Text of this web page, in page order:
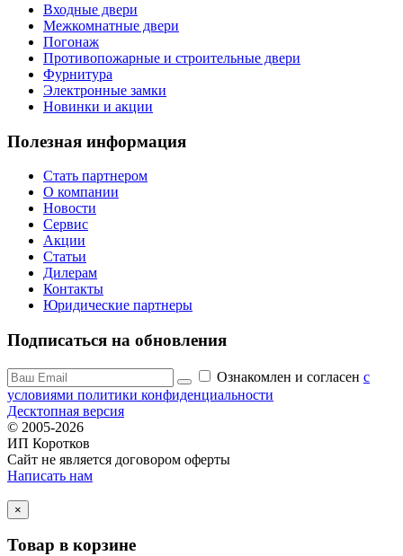
Входные двери
Межкомнатные двери
Погонаж
Противопожарные и строительные двери
Фурнитура
Электронные замки
Новинки и акции
Полезная информация
Стать партнером
О компании
Новости
Сервис
Акции
Статьи
Дилерам
Контакты
Юридические партнеры
Подписаться на обновления
Ознакомлен и согласен c
условиями политики конфиденциальности
Десктопная версия
© 2005-2026
ИП Коротков
Сайт не является договором оферты
Написать нам
×
Товар в корзине